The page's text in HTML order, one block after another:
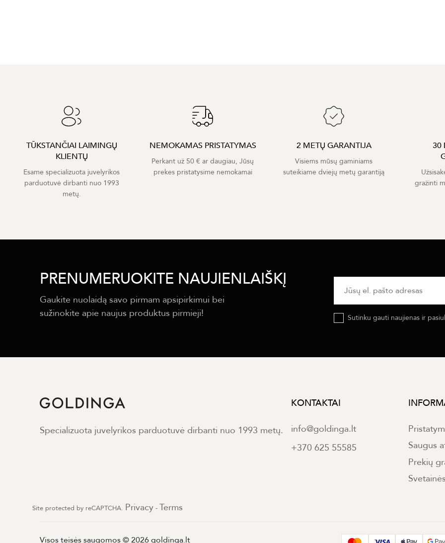
TŪKSTANČIAI LAIMINGŲ
KLIENTŲ
Esame specializuota juvelyrikos
parduotuvė dirbanti nuo 1993
metų.
NEMOKAMAS PRISTATYMAS
Perkant už 50 € ar daugiau, Jūsų
prekes pristatysime nemokamai
2 METŲ GARANTIJA
Visiems mūsų gaminiams
suteikiame dviejų metų garantiją
30
gražinti
PRENUMERUOKITE NAUJIENLAIŠKĮ
Gaukite nuolaidą savo pirmam apsipirkimui bei
sužinokite apie naujus produktus pirmieji!
Sutinku gauti naujienas ir
Specializuota juvelyrikos parduotuvė dirbanti nuo 1993 metų.
KONTAKTAI
info@goldinga.lt
+370 625 55585
Saugus
Prekių
Site protected by reCAPTCHA. Privacy - Terms
Visos teisės saugomos © 2026 goldinga.lt